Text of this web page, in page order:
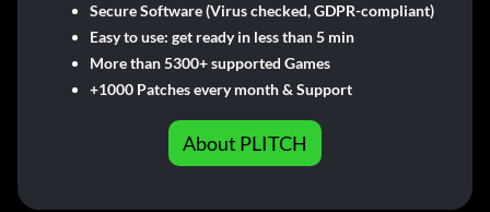
Secure Software (Virus checked, GDPR-compliant)
Easy to use: get ready in less than 5 min
More than 5300+ supported Games
+1000 Patches every month & Support
About PLITCH